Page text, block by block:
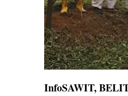
InfoSAWIT,